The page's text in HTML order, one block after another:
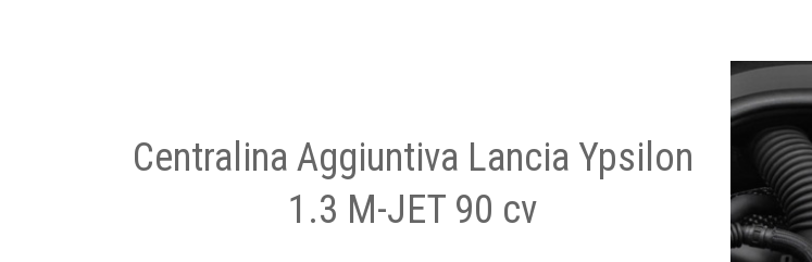
Centralina Aggiuntiva Lancia Ypsilon
1.3 M-JET 90 cv